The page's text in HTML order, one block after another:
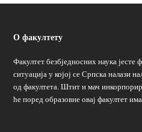
О факултету
Факултет безбједносних наука јесте
ситуација у којој се Српска налази
од факултета. Штит и мач
ће поред образовне овај факултет